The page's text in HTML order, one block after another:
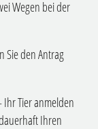
Wegen bei der
Sie den Antrag
Tier anmelden
Ihren